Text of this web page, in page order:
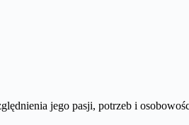
jego pasji, potrzeb i